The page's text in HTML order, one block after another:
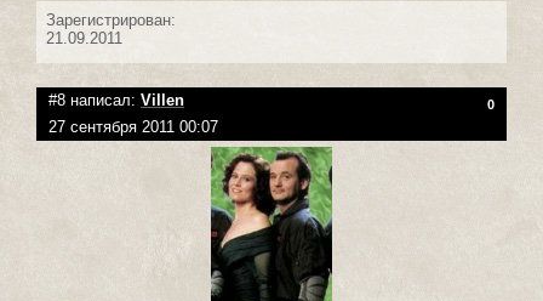
Зарегистрирован:
21.09.2011
#8 написал: Villen 0
27 сентября 2011 00:07